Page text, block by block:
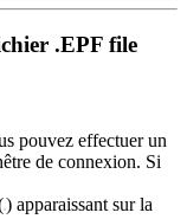
.EPF file
pouvez effectuer un
de connexion. Si
) apparaissant sur la